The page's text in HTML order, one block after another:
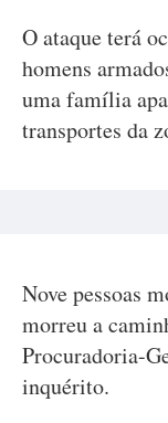
O ataque terá
homens
uma família
transportes da
Nove pessoas
morreu a
Procuradoria-
inquérito.